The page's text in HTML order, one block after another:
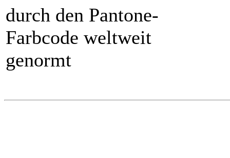
durch den Pantone-
Farbcode weltweit
genormt